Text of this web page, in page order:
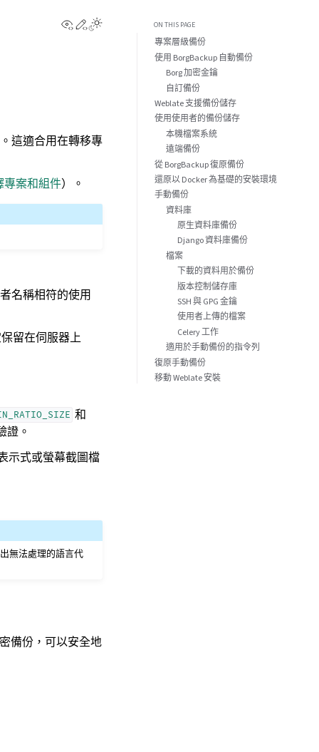
View this page
Edit this page
這適合用在轉移專
專案和組件）。
名稱相符的使用
留在伺服器上
和
證。
示式或螢幕截圖檔
無法處理的語言代
備份，可以安全地
ON THIS PAGE
專案層級備份
使用 BorgBackup 自動備份
Borg 加密金鑰
自訂備份
Weblate 支援備份儲存
使用使用者的備份儲存
本機檔案系統
遠端備份
從 BorgBackup 復原備份
還原以 Docker 為基礎的安裝環境
手動備份
資料庫
原生資料庫備份
Django 資料庫備份
檔案
下載的資料用於備份
版本控制儲存庫
SSH 與 GPG 金鑰
使用者上傳的檔案
Celery 工作
適用於手動備份的指令列
復原手動備份
移動 Weblate 安裝